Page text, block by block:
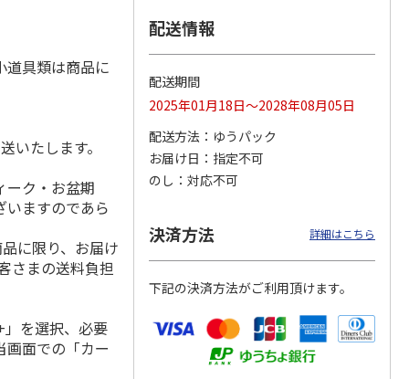
茶蕎
ット
≪手土産≫ジュース
セットK
吉野家 やわらか牛
(送料別・税込)
≪手土産≫ジュース
具類は商品に
たします。
ク・お盆期
ますのであら
に限り、お届け
さまの送料負担
を選択、必要
面での「カー
配送情報
配送期間
2025年01月18日～2028年08月05日
配送方法
ゆうパック
お届け日
指定不可
のし
対応不可
決済方法 詳細はこちら
下記の決済方法がご利用頂けます。